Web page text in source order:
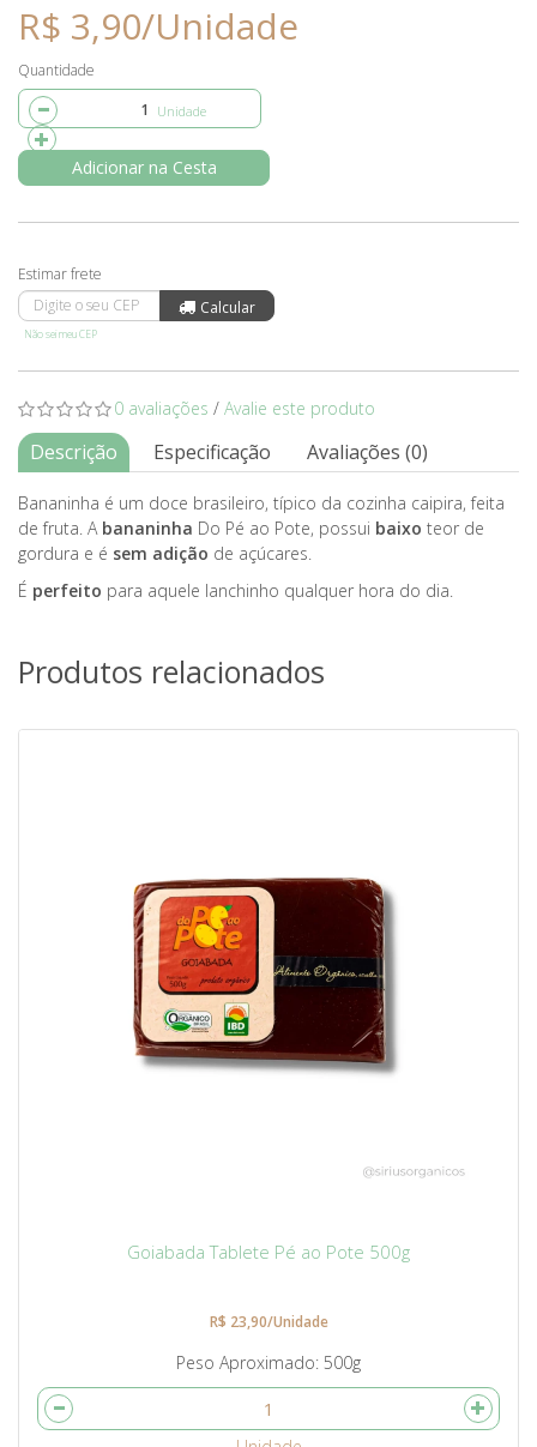
R$ 3,90/Unidade
Quantidade
Adicionar na Cesta
Não sei meu CEP
0 avaliações / Avalie este produto
Descrição Especificação Avaliações (0)
Bananinha é um doce brasileiro, típico da cozinha caipira, feita
de fruta. A bananinha Do Pé ao Pote, possui baixo teor de
gordura e é sem adição de açúcares.
É perfeito para aquele lanchinho qualquer hora do dia.
Produtos relacionados
Goiabada Tablete Pé ao Pote 500g
Peso Aproximado 500g
R$ 23,90/Unidade